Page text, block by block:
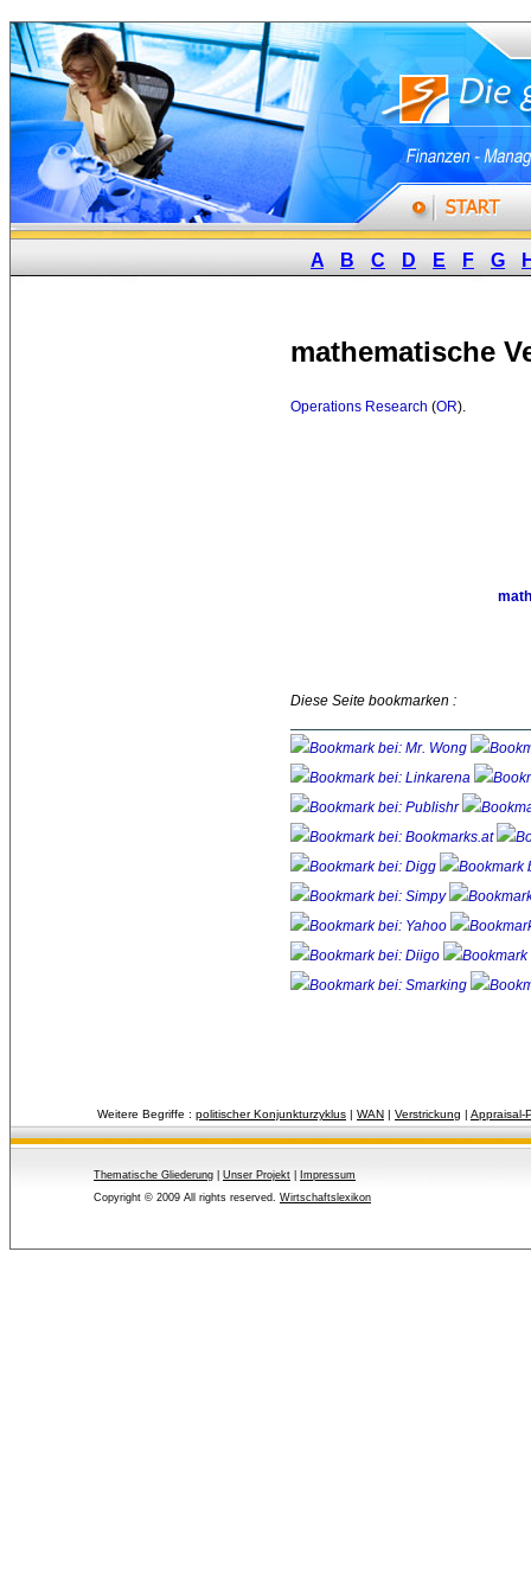
A B C D E F G
mathematische
Operations Research (OR).
Diese Seite bookmarken :
Weitere Begriffe : politischer Konjunkturzyklus | WAN | Verstrickung | Appraisal-
Thematische Gliederung Unser Projekt
Impressum
Copyright © 2009 All rights reserved. Wirtschaftslexikon